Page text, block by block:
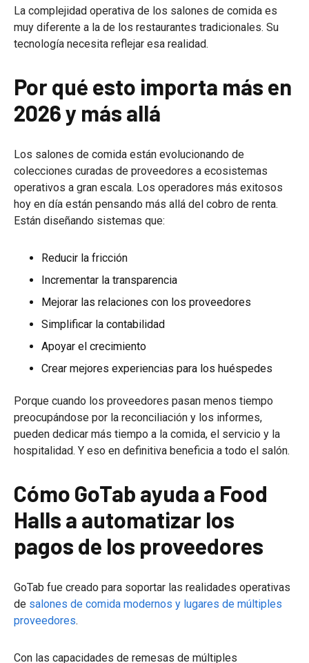
La complejidad operativa de los salones de comida es
muy diferente a la de los restaurantes tradicionales. Su
tecnología necesita reflejar esa realidad.
Por qué esto importa más en
2026 y más allá
Los salones de comida están evolucionando de
colecciones curadas de proveedores a ecosistemas
operativos a gran escala. Los operadores más exitosos
hoy en día están pensando más allá del cobro de renta.
Están diseñando sistemas que:
Reducir la fricción
Incrementar la transparencia
Mejorar las relaciones con los proveedores
Simplificar la contabilidad
Apoyar el crecimiento
Crear mejores experiencias para los huéspedes
Porque cuando los proveedores pasan menos tiempo
preocupándose por la reconciliación y los informes,
pueden dedicar más tiempo a la comida, el servicio y la
hospitalidad. Y eso en definitiva beneficia a todo el salón.
Cómo GoTab ayuda a Food
Halls a automatizar los
pagos de los proveedores
GoTab fue creado para soportar las realidades operativas
de salones de comida modernos y lugares de múltiples
proveedores.
Con las capacidades de remesas de múltiples